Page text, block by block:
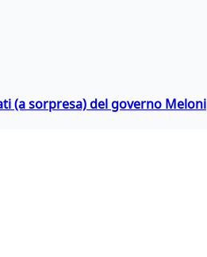
(a sorpresa) del governo Meloni